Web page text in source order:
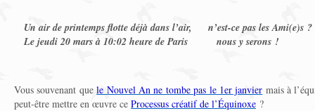
Un air de printemps flotte déjà dans l’air, n’est-ce pas les Ami(e)s ?
Le jeudi 20 mars à 10:02 heure de Paris nous y serons !
Vous souvenant quele Nouvel An ne tombe pas le 1er janvier mais à
peut-être mettre en œuvre ce Processus créatif de l’Équinoxe ?